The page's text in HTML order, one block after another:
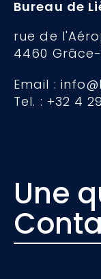
Bureau de
rue de
4460
Email :
Tel. : +32 4
Une